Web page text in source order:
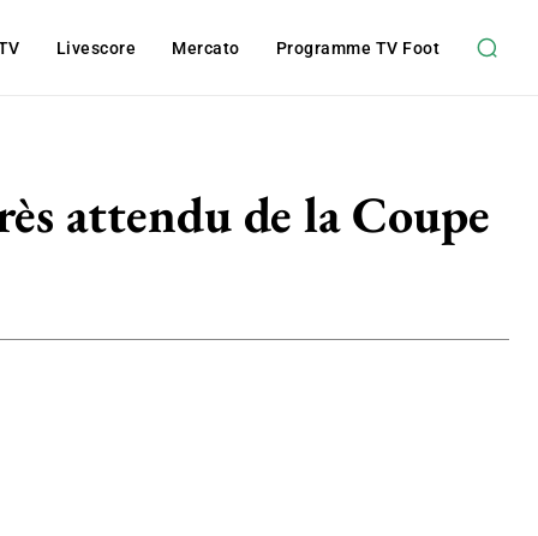
Livescore Mercato Programme TV Foot
attendu de la Coupe